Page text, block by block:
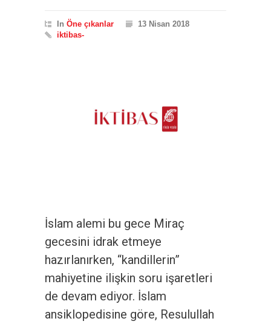
In Öne çıkanlar
13 Nisan 2018
iktibas-
İslam alemi bu gece Miraç
gecesini idrak etmeye
hazırlanırken, “kandillerin”
mahiyetine ilişkin soru işaretleri
de devam ediyor. İslam
ansiklopedisine göre, Resulullah